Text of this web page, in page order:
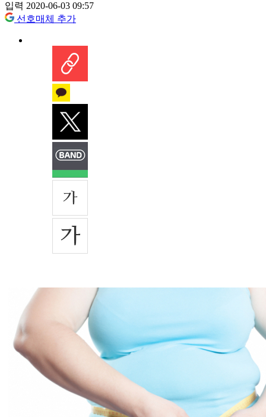
입력 2020-06-03 09:57
선호매체 추가